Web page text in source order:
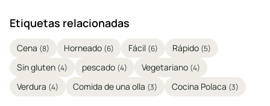
Etiquetas relacionadas
Cena (8) Horneado (6) Fácil (6) Rápido (5)
Sin gluten (4) pescado (4) Vegetariano (4)
Verdura (4) Comida de una olla (3) Cocina Polaca (3)